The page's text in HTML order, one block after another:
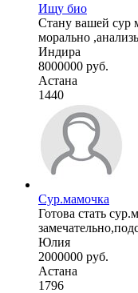
Ищу био
Стану вашей сур
морально
Индира
8000000 руб.
Астана
1440
Сур.мамочка
Готова стать
Юлия
2000000 руб.
Астана
1796